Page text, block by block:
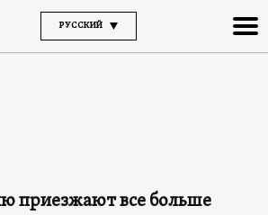
РУССКИЙ
приезжают все больше